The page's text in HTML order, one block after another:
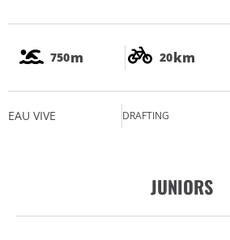
750m 20km
EAU VIVE DRAFTING
JUNIORS